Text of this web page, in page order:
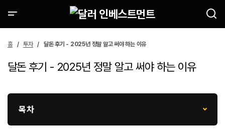
홈 투자 달돈 후기 - 2025년 정말 알고 써야 하는 이유
달돈 후기 - 2025년 정말 알고 써야 하는 이유
목차